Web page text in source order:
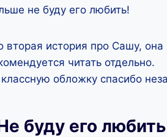
не буду его любить!
вторая история про Сашу,
читать отдельно.
обложку спасибо
буду его